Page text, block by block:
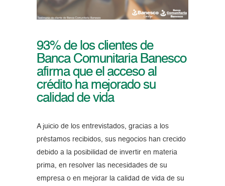
93% de los clientes de
Banca Comunitaria Banesco
afirma que el acceso al
crédito ha mejorado su
calidad de vida
A juicio de los entrevistados, gracias a los
préstamos recibidos, sus negocios han crecido
debido a la posibilidad de invertir en materia
prima, en resolver las necesidades de su
empresa o en mejorar la calidad de vida de su